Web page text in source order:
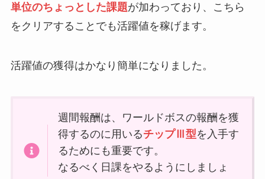
単位のちょっとした課題が加わっており、こちら
をクリアすることでも活躍値を稼げます。
活躍値の獲得はかなり簡単になりました。
週間報酬は、ワールドボスの報酬を獲
得するのに用いるチップⅢ型を入手す
るためにも重要です。
なるべく日課をやるようにしましょ